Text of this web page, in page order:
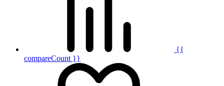
{{
compareCount }}